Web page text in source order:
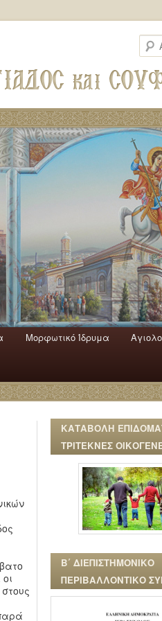
Μορφωτικό Ίδρυμα
ΚΑΤΑΒΟΛΗ
ΤΡΙΤΕΚΝΕΣ
Β΄ ΔΙΕΠΙΣΤΗΜΟΝΙΚΟ
ΠΕΡΙΒΑΛΛΟΝΤΙΚΟ